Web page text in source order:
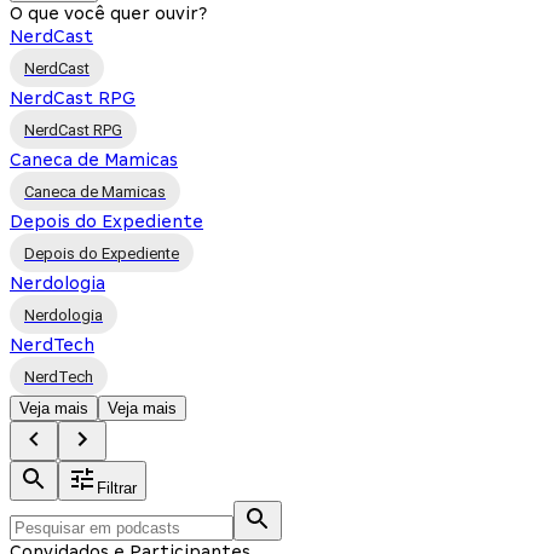
O que você quer ouvir?
NerdCast
NerdCast
NerdCast RPG
NerdCast RPG
Caneca de Mamicas
Caneca de Mamicas
Depois do Expediente
Depois do Expediente
Nerdologia
Nerdologia
NerdTech
NerdTech
Veja mais
Veja mais
Filtrar